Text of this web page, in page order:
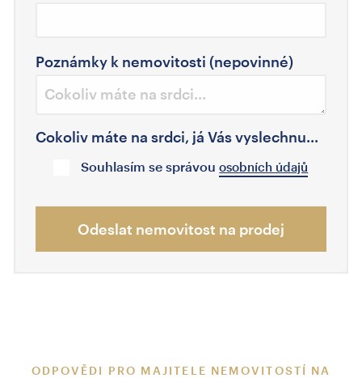
Poznámky k nemovitosti (nepovinné)
Cokoliv máte na srdci, já Vás vyslechnu...
Souhlasím se správouosobních údajů
Odeslat nemovitost na prodej
ODPOVĚDI PRO MAJITELE NEMOVITOSTÍ NA